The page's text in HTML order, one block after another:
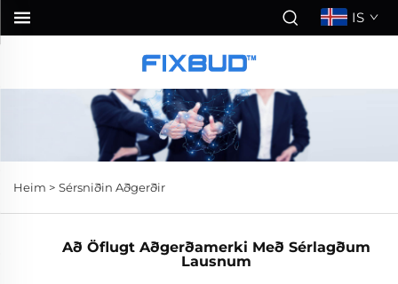
IS
Heim > Sérsniðin Aðgerðir
Að Öflugt Aðgerðamerki Með Sérlagðum
Lausnum